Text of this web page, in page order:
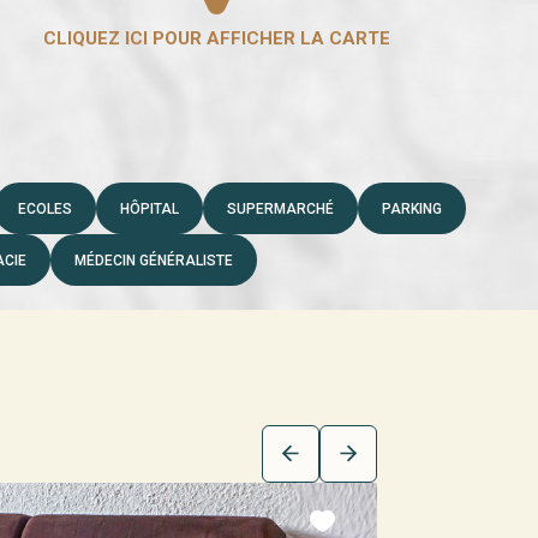
ECOLES HÔPITAL SUPERMARCHÉ PARKING
MÉDECIN GÉNÉRALISTE